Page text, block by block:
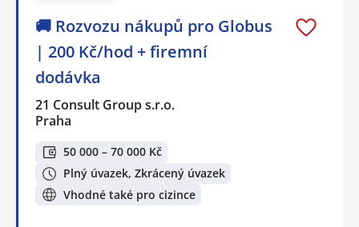
🚚 Rozvozu nákupů pro Globus
| 200 Kč/hod + firemní
dodávka
21 Consult Group s.r.o.
Praha
50 000 – 70 000 Kč
Plný úvazek, Zkrácený úvazek
Vhodné také pro cizince